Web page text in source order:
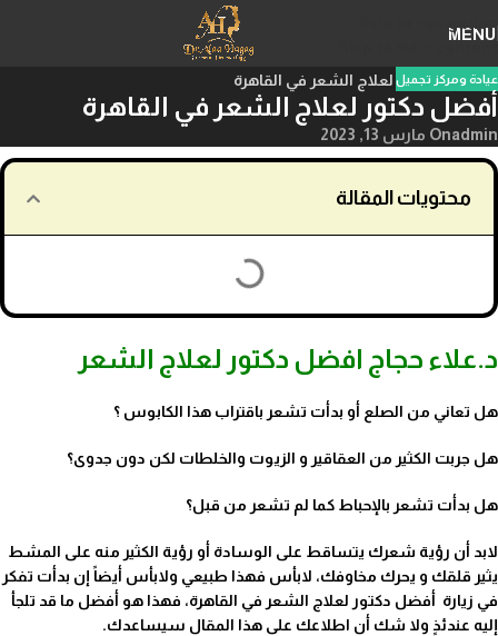
Skip to navigation
MENU
عيادة ومركز تجميل
أفضل دكتور لعلاج الشعر في القاهرة
adminOn مارس 13, 2023
محتويات المقالة
د.علاء حجاج افضل دكتور لعلاج الشعر
هل تعاني من الصلع أو بدأت تشعر باقتراب هذا الكابوس ؟
هل جربت الكثير من العقاقير و الزيوت والخلطات لكن دون جدوى؟
هل بدأت تشعر بالإحباط كما لم تشعر من قبل؟
لابد أن رؤية شعرك يتساقط على الوسادة أو رؤية الكثير منه على المشط
يثير قلقك و يحرك مخاوفك، لابأس فهذا طبيعي ولابأس أيضاً إن بدأت تفكر
في زيارة أفضل دكتور لعلاج الشعر في القاهرة، فهذا هو أفضل ما قد تلجأ
إليه عندئذٍ ولا شك أن اطلاعك على هذا المقال سيساعدك.